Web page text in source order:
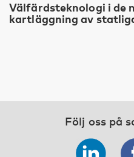
Välfärdsteknologi i de
kartläggning av
Följ oss på